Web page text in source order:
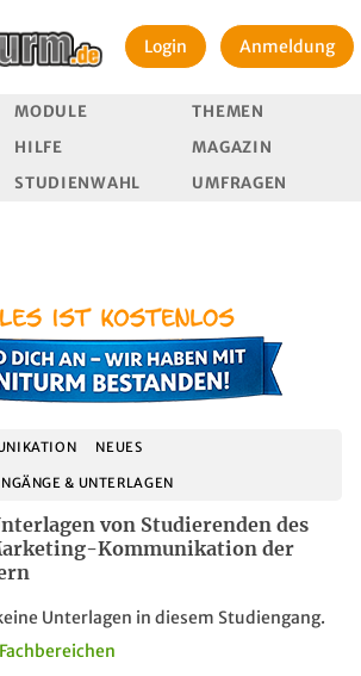
Login Anmeldung
MODULE
THEMEN
HILFE
MAGAZIN
STUDIENWAHL UMFRAGEN
NEUES
& UNTERLAGEN
von Studierenden des
Kommunikation der
Unterlagen in diesem Studiengang.